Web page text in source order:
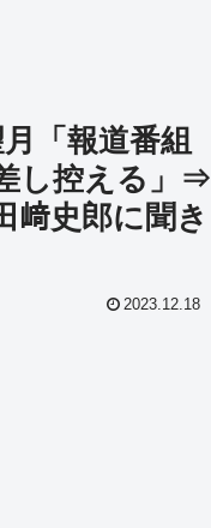
「報道番組
し控える」⇒
﨑史郎に聞き
2023.12.18